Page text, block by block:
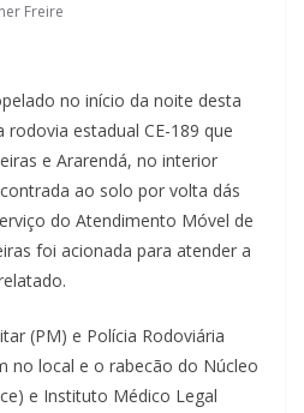
Freire
no início da noite desta
rodovia estadual CE-189 que
e Ararendá, no interior
ao solo por volta dás
do Atendimento Móvel de
foi acionada para atender a
(PM) e Polícia Rodoviária
no local e o rabecão do Núcleo
e Instituto Médico Legal